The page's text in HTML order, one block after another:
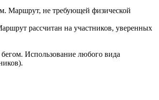
Маршрут, не требующей физической
рассчитан на участников, уверенных
Использование любого вида